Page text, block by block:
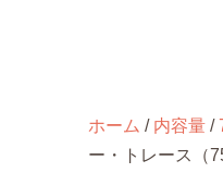
ホーム / 内容量/
ー・トレース（